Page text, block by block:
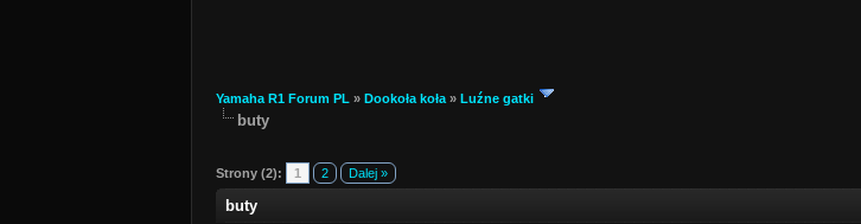
Yamaha R1 Forum PL » Dookoła koła » Luźne gatki
buty
Strony (2): 1 2 Dalej »
buty